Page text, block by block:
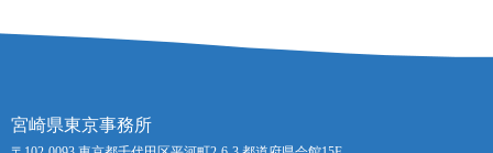
宮崎県東京事務所